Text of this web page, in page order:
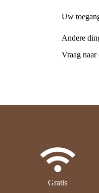
Uw
Andere
Vraag
Gratis